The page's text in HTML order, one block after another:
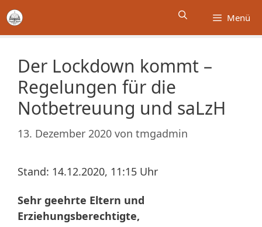
Zum
Inhalt
springen
Menü
Der Lockdown kommt –
Regelungen für die
Notbetreuung und saLzH
13. Dezember 2020 von tmgadmin
Stand: 14.12.2020, 11:15 Uhr
Sehr geehrte Eltern und
Erziehungsberechtigte,